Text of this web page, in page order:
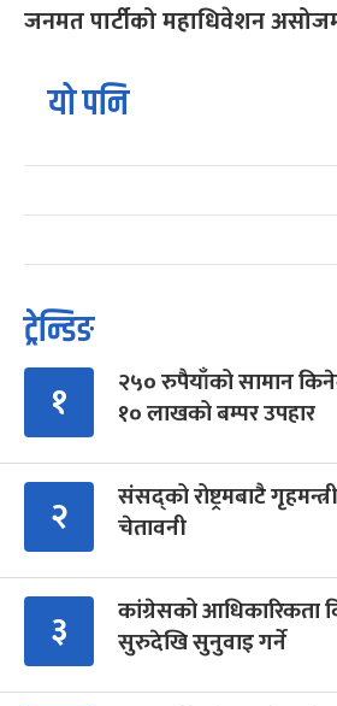
जनमत पार्टीको महाधिवेशन
यो पनि
ट्रेन्डिङ
१
२५० रुपैयाँको सामान
१० लाखको बम्पर उपहार
२
संसद्को रोष्ट्रमबाटै
चेतावनी
३
कांग्रेसको आधिकारिकता
सुरुदेखि सुनुवाइ गर्ने